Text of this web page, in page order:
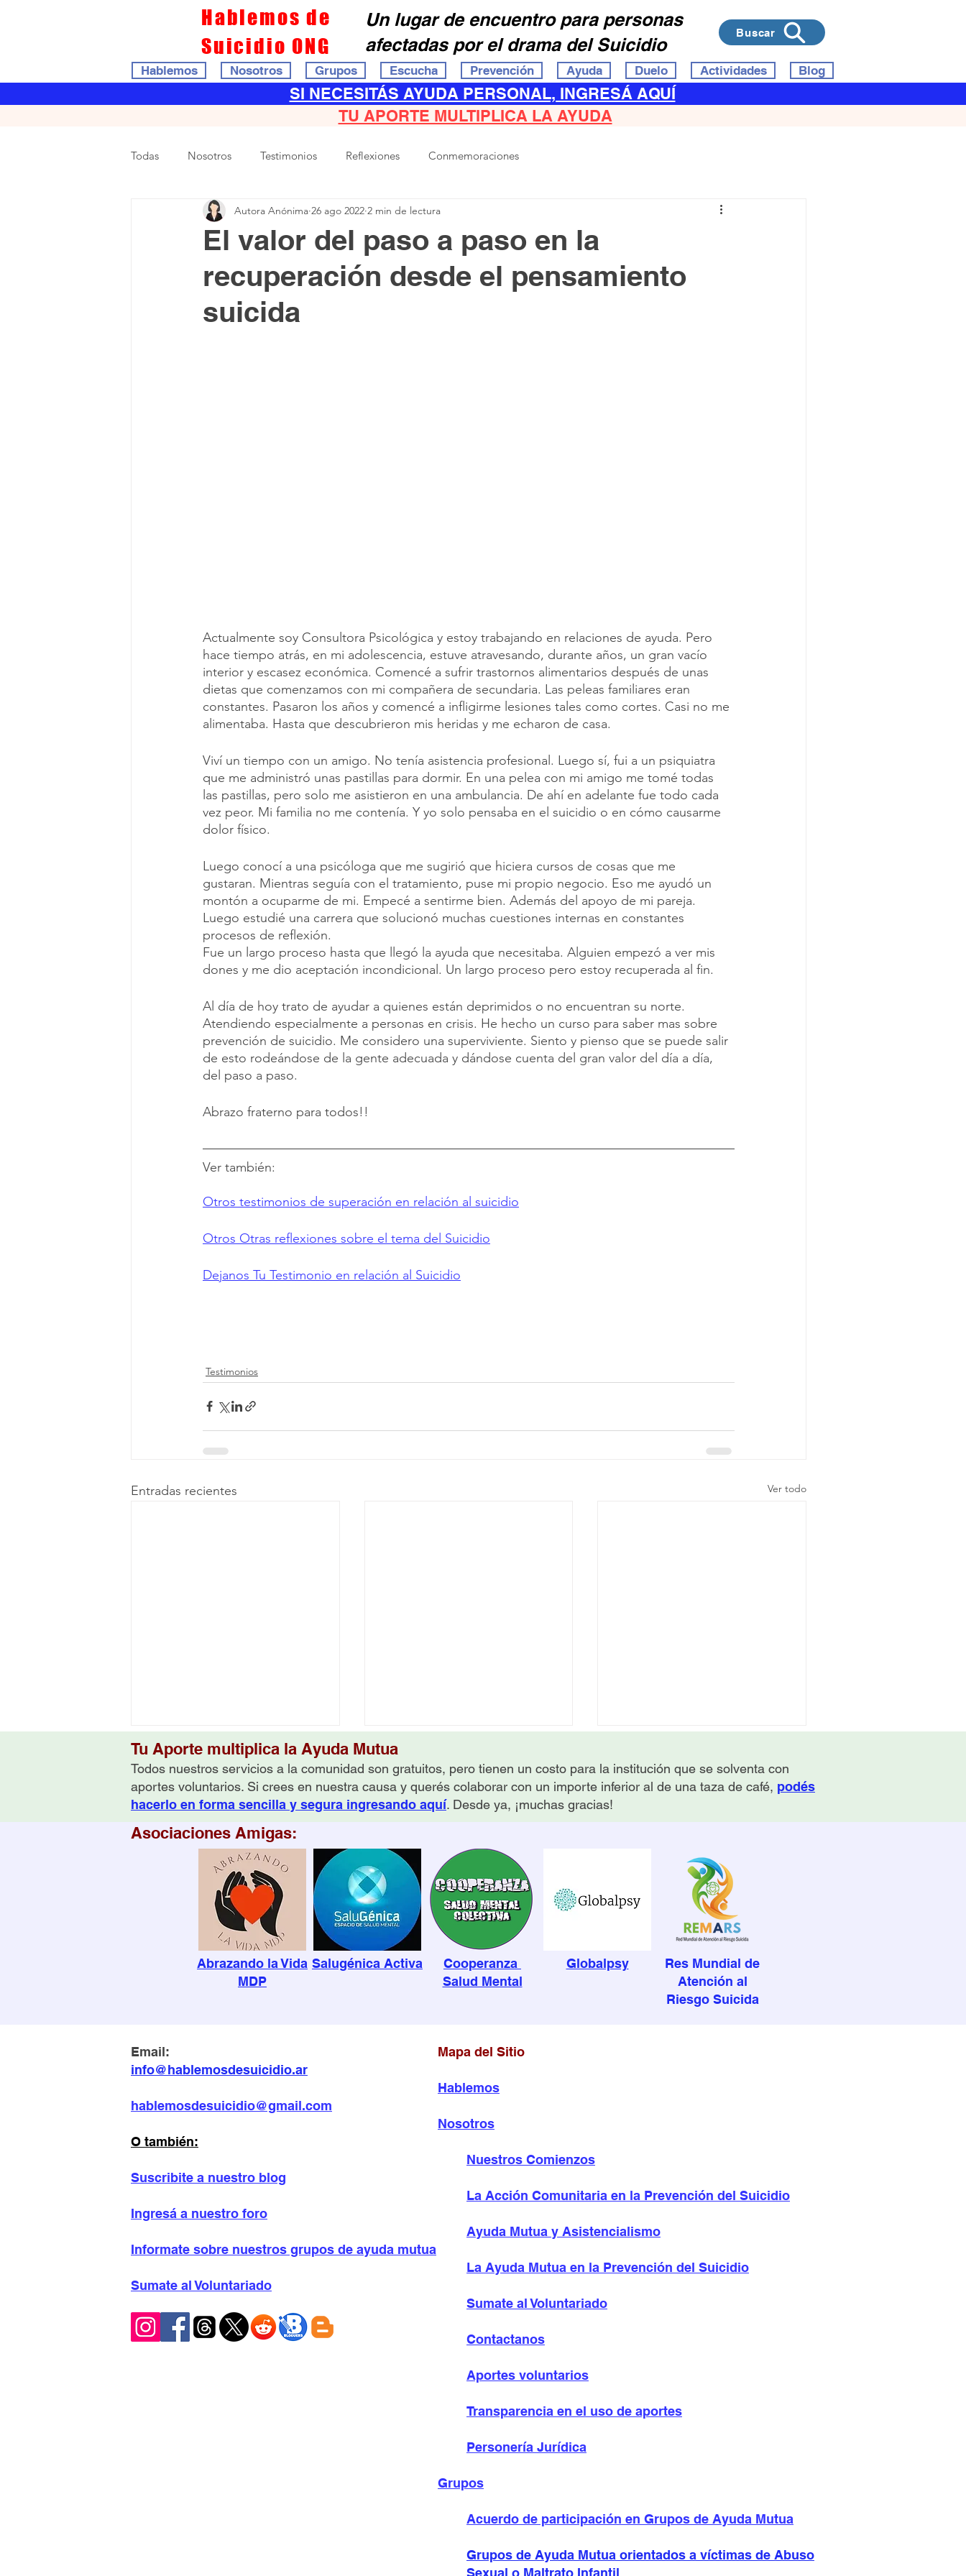
Hablemos de
Suicidio ONG
Un lugar de encuentro para personas
afectadas por el drama del Suicidio
Buscar
Hablemos Nosotros Grupos Escucha Prevención Ayuda Duelo Actividades Blog
SI NECESITÁS AYUDA PERSONAL, INGRESÁ AQUÍ
TU APORTE MULTIPLICA LA AYUDA
Todas Nosotros Testimonios Reflexiones Conmemoraciones
El valor del paso a paso en la
recuperación desde el pensamiento
suicida
Autora Anónima 26 ago 2022 2 min de lectura
Actualmente soy Consultora Psicológica y estoy trabajando en relaciones de ayuda. Pero
hace tiempo atrás, en mi adolescencia, estuve atravesando, durante años, un gran vacío
interior y escasez económica. Comencé a sufrir trastornos alimentarios después de unas
dietas que comenzamos con mi compañera de secundaria. Las peleas familiares eran
constantes. Pasaron los años y comencé a infligirme lesiones tales como cortes. Casi no me
alimentaba. Hasta que descubrieron mis heridas y me echaron de casa.
Viví un tiempo con un amigo. No tenía asistencia profesional. Luego sí, fui a un psiquiatra
que me administró unas pastillas para dormir. En una pelea con mi amigo me tomé todas
las pastillas, pero solo me asistieron en una ambulancia. De ahí en adelante fue todo cada
vez peor. Mi familia no me contenía. Y yo solo pensaba en el suicidio o en cómo causarme
dolor físico.
Luego conocí a una psicóloga que me sugirió que hiciera cursos de cosas que me
gustaran. Mientras seguía con el tratamiento, puse mi propio negocio. Eso me ayudó un
montón a ocuparme de mi. Empecé a sentirme bien. Además del apoyo de mi pareja.
Luego estudié una carrera que solucionó muchas cuestiones internas en constantes
procesos de reflexión.
Fue un largo proceso hasta que llegó la ayuda que necesitaba. Alguien empezó a ver mis
dones y me dio aceptación incondicional. Un largo proceso pero estoy recuperada al fin.
Al día de hoy trato de ayudar a quienes están deprimidos o no encuentran su norte.
Atendiendo especialmente a personas en crisis. He hecho un curso para saber mas sobre
prevención de suicidio. Me considero una superviviente. Siento y pienso que se puede salir
de esto rodeándose de la gente adecuada y dándose cuenta del gran valor del día a día,
del paso a paso.
Abrazo fraterno para todos!!
Ver también:
Otros testimonios de superación en relación al suicidio
Otros Otras reflexiones sobre el tema del Suicidio
Dejanos Tu Testimonio en relación al Suicidio
Testimonios
Entradas recientes Ver todo
Aceptarse uno mismo y
aprender a pedir ayuda
para superar pensamientos
Aprender a vivir después
de la pérdida de un hijo por
suicidio
Cuando todo indica que es
el final, podría ser un nuevo
comienzo
Tu Aporte multiplica la Ayuda Mutua
Todos nuestros servicios a la comunidad son gratuitos, pero tienen un costo para la institución que se solventa con
aportes voluntarios. Si crees en nuestra causa y querés colaborar con un importe inferior al de una taza de café, podés
hacerlo en forma sencilla y segura ingresando aquí. Desde ya, ¡muchas gracias!
Asociaciones Amigas:
Abrazando la Vida
MDP
Salugénica Activa
Cooperanza
Salud Mental
Globalpsy
Res Mundial de
Atención al
Riesgo Suicida
Email:
info@hablemosdesuicidio.ar
hablemosdesuicidio@gmail.com
O también:
Suscribite a nuestro blog
Ingresá a nuestro foro
Informate sobre nuestros grupos de ayuda mutua
Sumate al Voluntariado
Mapa del Sitio
Hablemos
Nosotros
Nuestros Comienzos
La Acción Comunitaria en la Prevención del Suicidio
Ayuda Mutua y Asistencialismo
La Ayuda Mutua en la Prevención del Suicidio
Sumate al Voluntariado
Contactanos
Aportes voluntarios
Transparencia en el uso de aportes
Personería Jurídica
Grupos
Acuerdo de participación en Grupos de Ayuda Mutua
Grupos de Ayuda Mutua orientados a víctimas de Abuso
Sexual o Maltrato Infantil